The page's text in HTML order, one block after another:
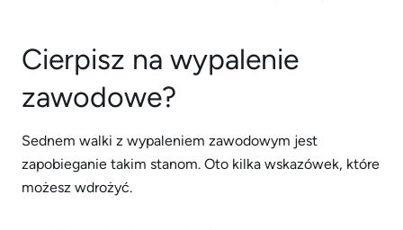
Cierpisz na wypalenie
zawodowe?
Sednem walki z wypaleniem zawodowym jest
zapobieganie takim stanom. Oto kilka wskazówek, które
możesz wdrożyć.